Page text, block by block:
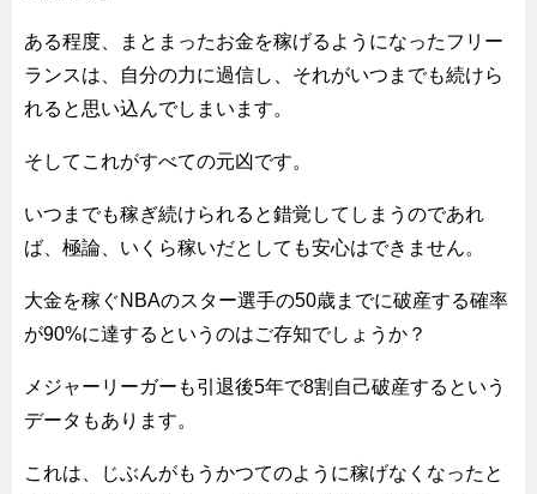
ある程度、まとまったお金を稼げるようになったフリー
ランスは、自分の力に過信し、それがいつまでも続けら
れると思い込んでしまいます。
そしてこれがすべての元凶です。
いつまでも稼ぎ続けられると錯覚してしまうのであれ
ば、極論、いくら稼いだとしても安心はできません。
大金を稼ぐNBAのスター選手の50歳までに破産する確率
が90%に達するというのはご存知でしょうか？
メジャーリーガーも引退後5年で8割自己破産するという
データもあります。
これは、じぶんがもうかつてのように稼げなくなったと